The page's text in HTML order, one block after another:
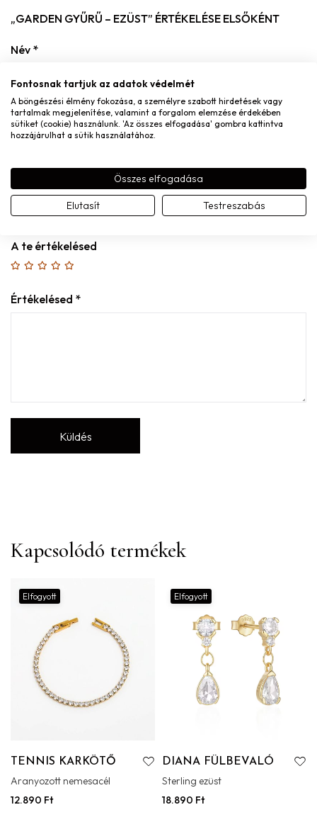
„GARDEN GYŰRŰ – EZÜST” ÉRTÉKELÉSE ELSŐKÉNT
Név *
E-mail*
A nevem, e-mail címem, és weboldalcímem mentése a
böngészőben a következő hozzászólásomhoz.
A te értékelésed
Értékelésed *
Kapcsolódó termékek
Elfogyott
TENNIS KARKÖTŐ
Aranyozott nemesacél
12.890 Ft
Elfogyott
DIANA FÜLBEVALÓ
Sterling ezüst
18.890 Ft
Fontosnak tartjuk az adatok védelmét
A böngészési élmény fokozása, a személyre szabott hirdetések vagy
tartalmak megjelenítése, valamint a forgalom elemzése érdekében
sütiket (cookie) használunk. 'Az összes elfogadása' gombra kattintva
hozzájárulhat a sütik használatához.
Összes elfogadása
Elutasít Testreszabás